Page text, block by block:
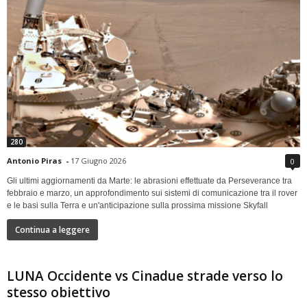
280
Antonio Piras - 17 Giugno 2026 0
Gli ultimi aggiornamenti da Marte: le abrasioni effettuate da Perseverance tra
febbraio e marzo, un approfondimento sui sistemi di comunicazione tra il rover
e le basi sulla Terra e un'anticipazione sulla prossima missione Skyfall
Continua a leggere
LUNA Occidente vs Cinadue strade verso lo
stesso obiettivo